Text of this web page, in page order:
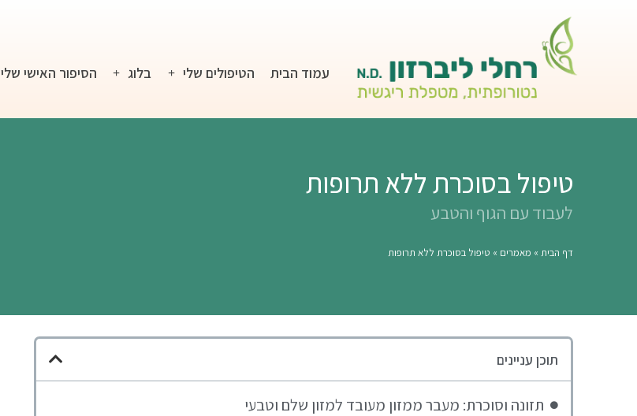
עמוד הבית הטיפולים שלי בלוג הסיפור האישי שלי
טיפול בסוכרת ללא תרופות
לעבוד עם הגוף והטבע
דף הבית» מאמרים » טיפול בסוכרת ללא תרופות
תוכן עניינים
תזונה וסוכרת: מעבר ממזון מעובד למזון שלם וטבעי